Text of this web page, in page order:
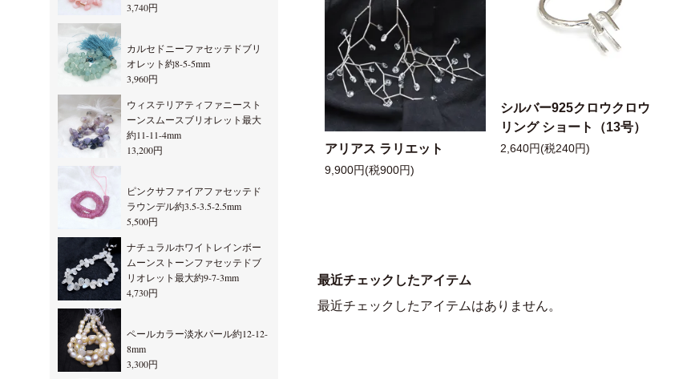
アリアス ラリエット
9,900円(税900円)
シルバー925クロウクロウ
リング ショート（13号）
2,640円(税240円)
最近チェックしたアイテム
最近チェックしたアイテムはありません。
3,740円
カルセドニーファセッテドブリ
オレット約8-5-5mm
3,960円
ウィステリアティファニースト
ーンスムースブリオレット最大
約11-11-4mm
13,200円
ピンクサファイアファセッテド
ラウンデル約3.5-3.5-2.5mm
5,500円
ナチュラルホワイトレインボー
ムーンストーンファセッテドブ
リオレット最大約9-7-3mm
4,730円
ペールカラー淡水パール約12-12-
8mm
3,300円